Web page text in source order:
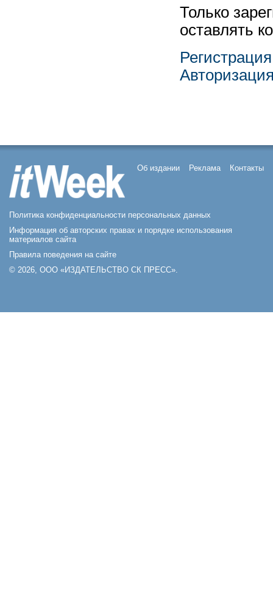
Только
оставлять
Регистрация
Об издании Реклама Контакты
Политика конфиденциальности персональных данных
Информация об авторских правах и порядке использования
материалов сайта
Правила поведения на сайте
© 2026, ООО «ИЗДАТЕЛЬСТВО СК ПРЕСС».